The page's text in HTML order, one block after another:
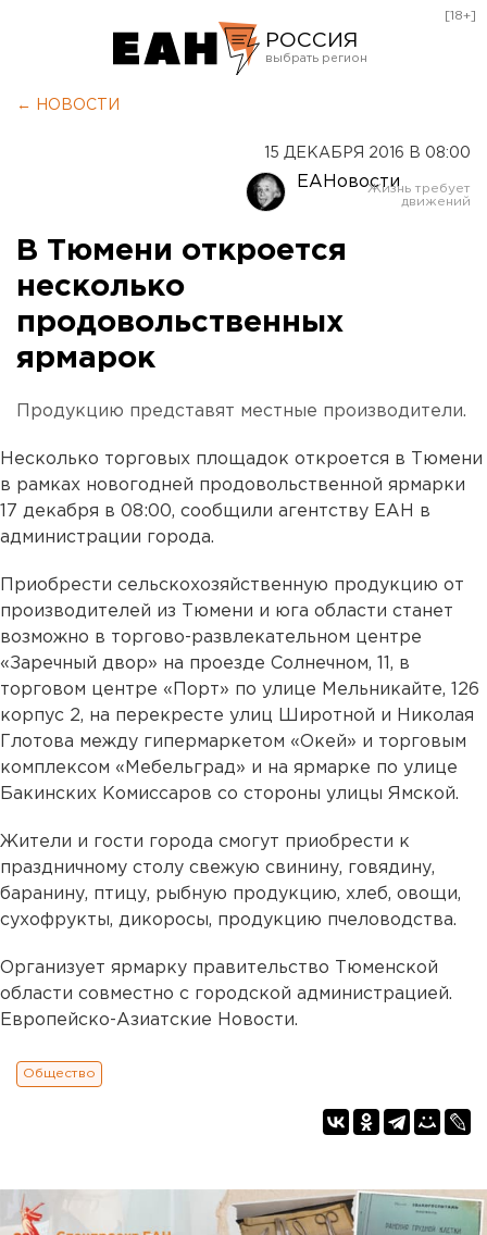
РОССИЯ
Оренбург
[18+]
← НОВОСТИ
15 ДЕКАБРЯ 2016 В 08:00
ЕАНовости
В Тюмени откроется
несколько
продовольственных
ярмарок
Продукцию представят местные производители.
Несколько торговых площадок откроется в Тюмени
в рамках новогодней продовольственной ярмарки
17 декабря в 08:00, сообщили агентству ЕАН в
администрации города.
Приобрести сельскохозяйственную продукцию от
производителей из Тюмени и юга области станет
возможно в торгово-развлекательном центре
«Заречный двор» на проезде Солнечном, 11, в
торговом центре «Порт» по улице Мельникайте, 126
корпус 2, на перекресте улиц Широтной и Николая
Глотова между гипермаркетом «Окей» и торговым
комплексом «Мебельград» и на ярмарке по улице
Бакинских Комиссаров со стороны улицы Ямской.
Жители и гости города смогут приобрести к
праздничному столу свежую свинину, говядину,
баранину, птицу, рыбную продукцию, хлеб, овощи,
сухофрукты, дикоросы, продукцию пчеловодства.
Организует ярмарку правительство Тюменской
области совместно с городской администрацией.
Европейско-Азиатские Новости.
Общество